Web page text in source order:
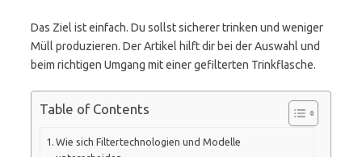
Das Ziel ist einfach. Du sollst sicherer trinken und weniger
Müll produzieren. Der Artikel hilft dir bei der Auswahl und
beim richtigen Umgang mit einer gefilterten Trinkflasche.
Table of Contents
Wie sich Filtertechnologien und Modelle